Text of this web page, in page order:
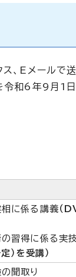
、Eメールで送
和6年9月1日
に係る講義 （
習得に係る実
）を受講）
聞取り